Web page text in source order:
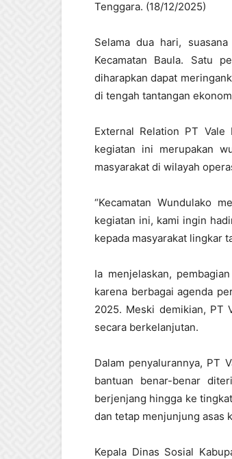
Tenggara. (18/12/2025)
Selama dua hari,
Kecamatan Baula. Satu
diharapkan dapat
di tengah tantangan
External Relation PT Vale
kegiatan ini merupakan
masyarakat di wilayah
“Kecamatan Wundulako
kegiatan ini, kami ingin
kepada masyarakat lingkar
Ia menjelaskan,
karena berbagai agenda
2025. Meski demikian, PT
secara berkelanjutan.
Dalam penyalurannya, PT
bantuan benar-benar
berjenjang hingga ke
dan tetap menjunjung asas
Kepala Dinas Sosial